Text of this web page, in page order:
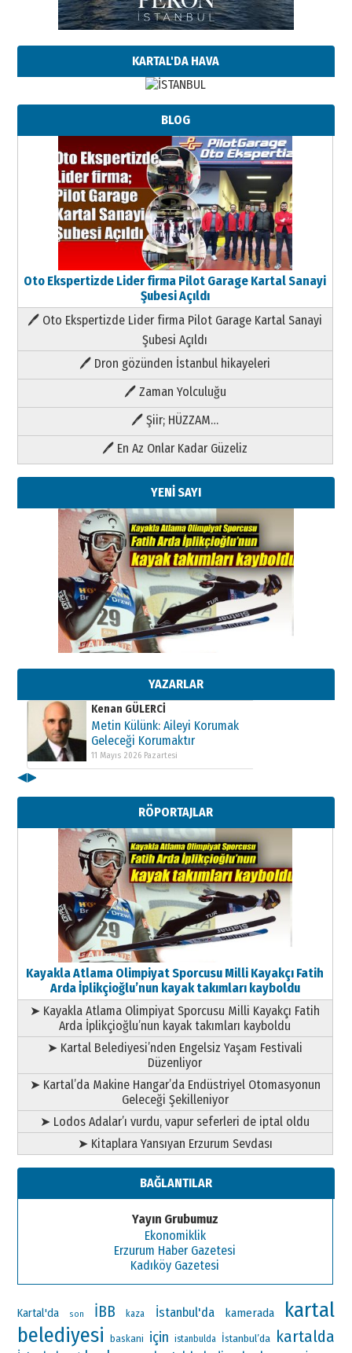
KARTAL'DA HAVA
BLOG
Oto Ekspertizde Lider firma Pilot Garage Kartal Sanayi
Şubesi Açıldı
🖊 Oto Ekspertizde Lider firma Pilot Garage Kartal Sanayi
Şubesi Açıldı
🖊 Dron gözünden İstanbul hikayeleri
🖊 Zaman Yolculuğu
🖊 Şiir; HÜZZAM…
🖊 En Az Onlar Kadar Güzeliz
YENİ SAYI
YAZARLAR
Kenan GÜLERCİ
Metin Külünk: Aileyi Korumak
Geleceği Korumaktır
11 Mayıs 2026 Pazartesi
Kenan GÜLERCİ
Metin Külünk: Aileyi Korumak
Geleceği Korumaktır
11 Mayıs 2026 Pazartesi
Metin Külünk: Aileyi Korumak
Geleceği Korumaktır
11 Mayıs 2026 Pazartesi
◀▶
RÖPORTAJLAR
Kayakla Atlama Olimpiyat Sporcusu Milli Kayakçı Fatih
Arda İplikçioğlu’nun kayak takımları kayboldu
➤ Kayakla Atlama Olimpiyat Sporcusu Milli Kayakçı Fatih
Arda İplikçioğlu’nun kayak takımları kayboldu
➤ Kartal Belediyesi’nden Engelsiz Yaşam Festivali
Düzenliyor
➤ Kartal’da Makine Hangar’da Endüstriyel Otomasyonun
Geleceği Şekilleniyor
➤ Lodos Adalar’ı vurdu, vapur seferleri de iptal oldu
➤ Kitaplara Yansıyan Erzurum Sevdası
BAĞLANTILAR
Yayın Grubumuz
Ekonomiklik
Erzurum Haber Gazetesi
Kadıköy Gazetesi
Kartal'da son İBB kaza İstanbul'da kamerada
kartal
belediyesi
baskani için istanbulda İstanbul’da kartalda